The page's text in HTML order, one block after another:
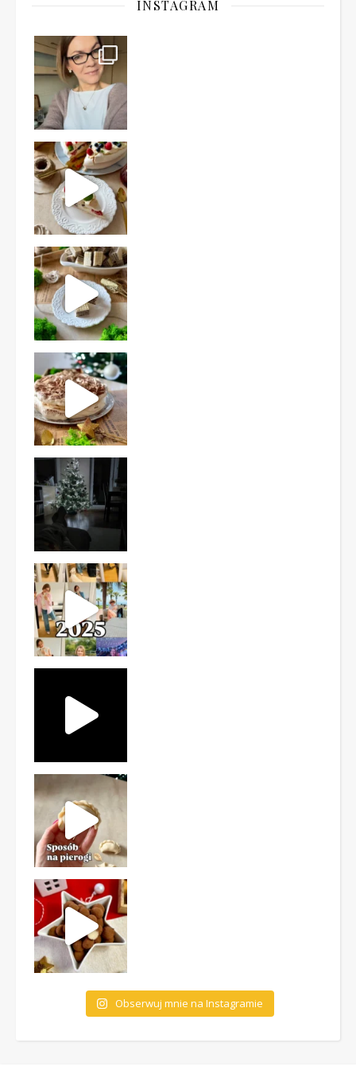
INSTAGRAM
Ten deser to prawdziwy HIT PRL-u! Wafle przełożo
Obserwuj mnie na Instagramie